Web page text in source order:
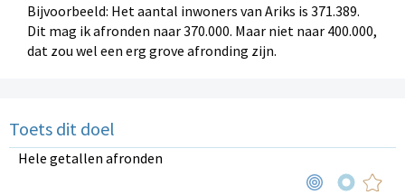
Bijvoorbeeld: Het aantal inwoners van Ariks is 371.389.
Dit mag ik afronden naar 370.000. Maar niet naar 400.000,
dat zou wel een erg grove afronding zijn.
Toets dit doel
Hele getallen afronden